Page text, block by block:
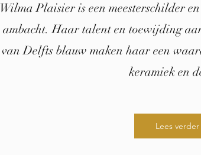
Wilma Plaisier is een meesterschilder
ambacht. Haar talent en toewijding
van Delfts blauw maken haar een
keramiek en
Lees verder